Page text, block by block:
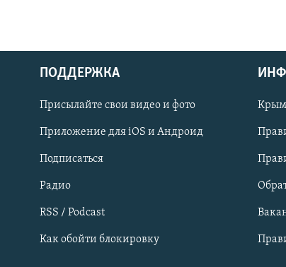
Українською
Qırımtatar
ПРИСОЕДИНЯЙТЕСЬ!
ПОДДЕРЖКА
Присылайте свои видео и фото
Приложение для iOS и Андроид
Подписаться
Радио
RSS / Podcast
Как обойти блокировку